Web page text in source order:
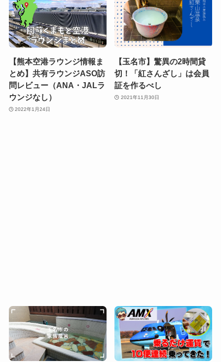
【熊本空港ラウンジ情報ま
とめ】共有ラウンジASO訪
問レビュー（ANA・JALラ
ウンジなし）
2022年1月24日
【玉名市】驚異の2時間貸
切！「紅さんざし」は会員
証を作るべし
2021年11月30日